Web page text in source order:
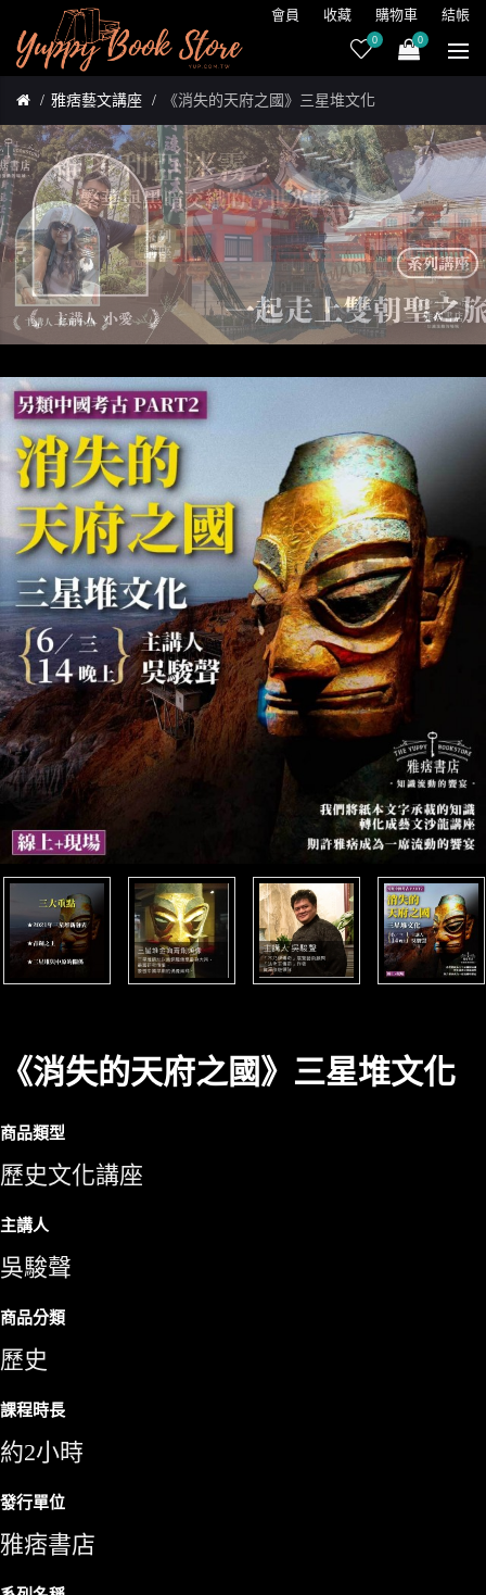
會員 收藏 購物車 結帳
0 0
雅痞藝文講座 《消失的天府之國》三星堆文化
《消失的天府之國》三星堆文化
商品類型
歷史文化講座
主講人
吳駿聲
商品分類
歷史
課程時長
約2小時
發行單位
雅痞書店